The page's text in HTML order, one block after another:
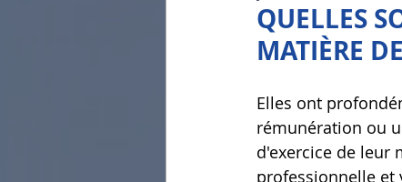
QUELLES
MATIÈRE
Elles ont
rémunération ou
d'exercice de leur
professionnelle et